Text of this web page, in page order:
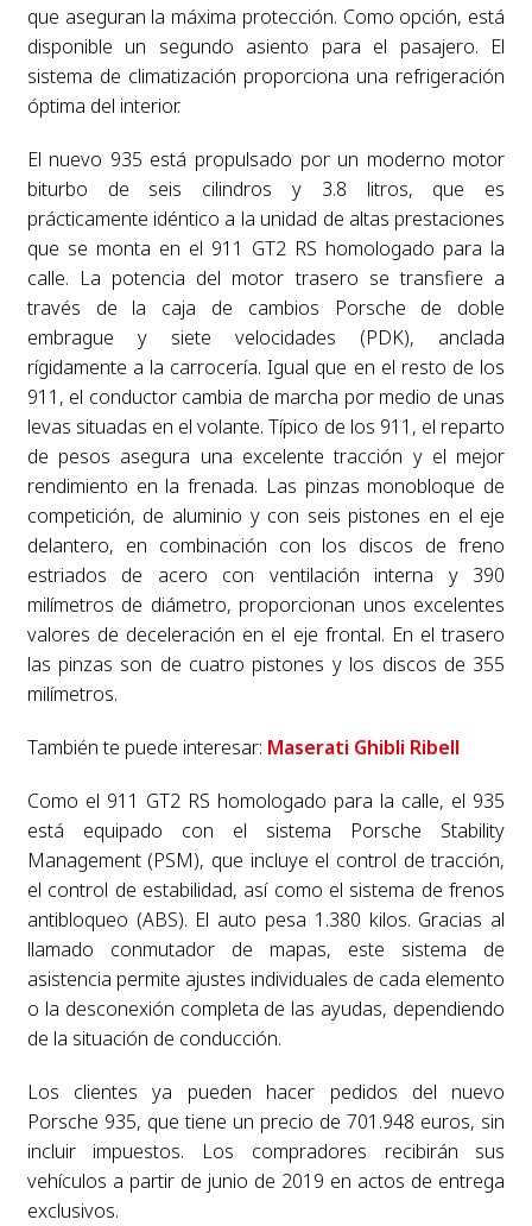
que aseguran la máxima protección. Como opción, está
disponible un segundo asiento para el pasajero. El
sistema de climatización proporciona una refrigeración
óptima del interior.
El nuevo 935 está propulsado por un moderno motor
biturbo de seis cilindros y 3.8 litros, que es
prácticamente idéntico a la unidad de altas prestaciones
que se monta en el 911 GT2 RS homologado para la
calle. La potencia del motor trasero se transfiere a
través de la caja de cambios Porsche de doble
embrague y siete velocidades (PDK), anclada
rígidamente a la carrocería. Igual que en el resto de los
911, el conductor cambia de marcha por medio de unas
levas situadas en el volante. Típico de los 911, el reparto
de pesos asegura una excelente tracción y el mejor
rendimiento en la frenada. Las pinzas monobloque de
competición, de aluminio y con seis pistones en el eje
delantero, en combinación con los discos de freno
estriados de acero con ventilación interna y 390
milímetros de diámetro, proporcionan unos excelentes
valores de deceleración en el eje frontal. En el trasero
las pinzas son de cuatro pistones y los discos de 355
milímetros.
También te puede interesar: Maserati Ghibli Ribell
Como el 911 GT2 RS homologado para la calle, el 935
está equipado con el sistema Porsche Stability
Management (PSM), que incluye el control de tracción,
el control de estabilidad, así como el sistema de frenos
antibloqueo (ABS). El auto pesa 1.380 kilos. Gracias al
llamado conmutador de mapas, este sistema de
asistencia permite ajustes individuales de cada elemento
o la desconexión completa de las ayudas, dependiendo
de la situación de conducción.
Los clientes ya pueden hacer pedidos del nuevo
Porsche 935, que tiene un precio de 701.948 euros, sin
incluir impuestos. Los compradores recibirán sus
vehículos a partir de junio de 2019 en actos de entrega
exclusivos.